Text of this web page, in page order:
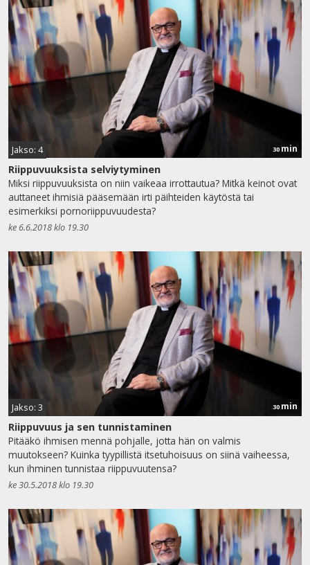
Jakso: 4 30 min
Riippuvuuksista selviytyminen
Miksi riippuvuuksista on niin vaikeaa irrottautua? Mitkä keinot ovat
auttaneet ihmisiä pääsemään irti päihteiden käytöstä tai
esimerkiksi pornoriippuvuudesta?
ke 6.6.2018 klo 19.30
Jakso: 3 30 min
Riippuvuus ja sen tunnistaminen
Pitääkö ihmisen mennä pohjalle, jotta hän on valmis
muutokseen? Kuinka tyypillistä itsetuhoisuus on siinä vaiheessa,
kun ihminen tunnistaa riippuvuutensa?
ke 30.5.2018 klo 19.30